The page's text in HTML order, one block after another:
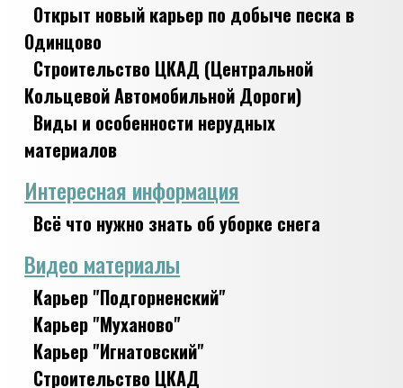
Открыт новый карьер по добыче песка в
Одинцово
Строительство ЦКАД (Центральной
Кольцевой Автомобильной Дороги)
Виды и особенности нерудных
материалов
Интересная информация
Всё что нужно знать об уборке снега
Видео материалы
Карьер "Подгорненский"
Карьер "Муханово"
Карьер "Игнатовский"
Строительство ЦКАД